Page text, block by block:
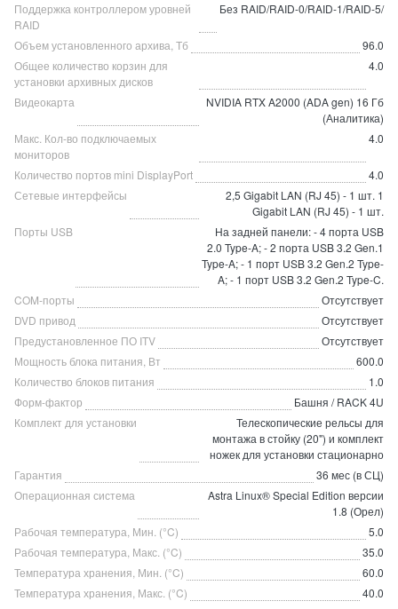
Поддержка контроллером уровней
RAID
Без RAID/RAID-0/RAID-1/RAID-5/
Объем установленного архива, Тб
96.0
Общее количество корзин для
установки архивных дисков
4.0
Видеокарта
NVIDIA RTX A2000 (ADA gen) 16 Гб
(Аналитика)
Макс. Кол-во подключаемых
мониторов
4.0
Количество портов mini DisplayPort
4.0
Сетевые интерфейсы
2,5 Gigabit LAN (RJ 45) - 1 шт. 1
Gigabit LAN (RJ 45) - 1 шт.
Порты USB
На задней панели: - 4 порта USB
2.0 Type-A; - 2 порта USB 3.2 Gen.1
Type-A; - 1 порт USB 3.2 Gen.2 Type-
A; - 1 порт USB 3.2 Gen.2 Type-C.
COM-порты
Отсутствует
DVD привод
Отсутствует
Предустановленное ПО ITV
Отсутствует
Мощность блока питания, Вт
600.0
Количество блоков питания
1.0
Форм-фактор
Башня / RACK 4U
Комплект для установки
Телескопические рельсы для
монтажа в стойку (20") и комплект
ножек для установки стационарно
Гарантия
36 мес (в СЦ)
Операционная система
Astra Linux® Special Edition версии
1.8 (Орел)
Рабочая температура, Мин. (°C)
5.0
Рабочая температура, Макс. (°C)
35.0
Температура хранения, Мин. (°C)
60.0
Температура хранения, Макс. (°C)
40.0